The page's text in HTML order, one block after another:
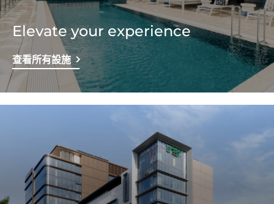
Elevate your experience
查看所有設施